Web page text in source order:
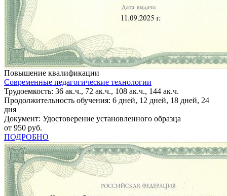
Повышение квалификации
Современные педагогические технологии
Трудоемкость: 36 ак.ч., 72 ак.ч., 108 ак.ч., 144 ак.ч.
Продолжительность обучения: 6 дней, 12 дней, 18 дней, 24
дня
Документ: Удостоверение установленного образца
от 950 руб.
ПОДРОБНО